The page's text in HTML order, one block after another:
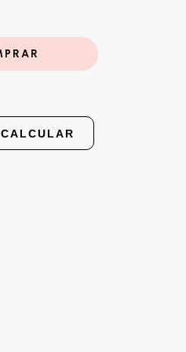
CALCULAR